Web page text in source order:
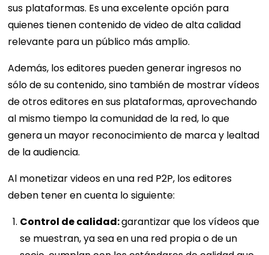
sus plataformas. Es una excelente opción para
quienes tienen contenido de video de alta calidad
relevante para un público más amplio.
Además, los editores pueden generar ingresos no
sólo de su contenido, sino también de mostrar vídeos
de otros editores en sus plataformas, aprovechando
al mismo tiempo la comunidad de la red, lo que
genera un mayor reconocimiento de marca y lealtad
de la audiencia.
Al monetizar videos en una red P2P, los editores
deben tener en cuenta lo siguiente:
Control de calidad:garantizar que los vídeos que
se muestran, ya sea en una red propia o de un